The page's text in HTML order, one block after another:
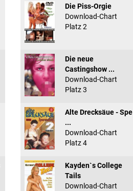
Die Piss-Orgie
Download-Chart
Platz 2
Die neue
Castingshow ...
Download-Chart
Platz 3
Alte Drecksäue - Spe
...
Download-Chart
Platz 4
Kayden`s College
Tails
Download-Chart